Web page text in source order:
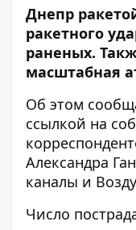
Днепр
ракетного
раненых.
масштабная
Об этом
ссылкой на
Александра
каналы и
Число